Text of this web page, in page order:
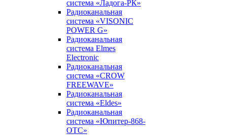
система «Ладога-РК»
Радиоканальная
система «VISONIC
POWER G»
Радиоканальная
система Elmes
Electronic
Радиоканальная
система «CROW
FREEWAVE»
Радиоканальная
система «Eldes»
Радиоканальная
система «Юпитер-868-
ОТС»